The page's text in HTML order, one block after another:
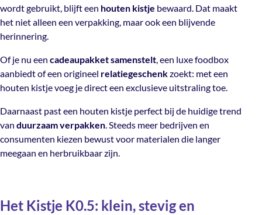
wordt gebruikt, blijft een houten kistje bewaard. Dat maakt
het niet alleen een verpakking, maar ook een blijvende
herinnering.
Of je nu een cadeaupakket samenstelt , een luxe foodbox
aanbiedt of een origineel relatiegeschenkzoekt: met een
houten kistje voeg je direct een exclusieve uitstraling toe.
Daarnaast past een houten kistje perfect bij de huidige trend
van duurzaam verpakken . Steeds meer bedrijven en
consumenten kiezen bewust voor materialen die langer
meegaan en herbruikbaar zijn.
Het Kistje K0.5: klein, stevig en